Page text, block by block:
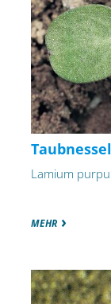
Lamium
MEHR